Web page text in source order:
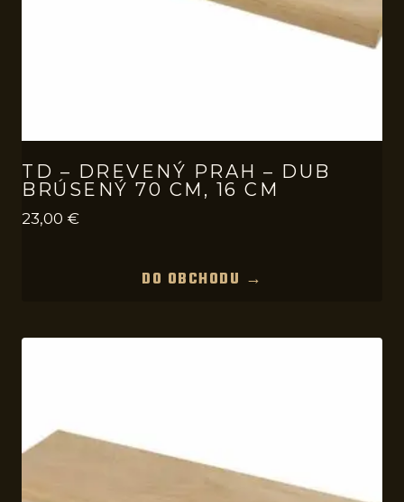
TD – DREVENÝ PRAH – DUB
BRÚSENÝ 70 CM, 16 CM
23,00 €
DO OBCHODU →